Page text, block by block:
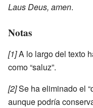
Laus Deus, amen.
Notas
[1]A lo largo del texto
como “saluz”.
[2]Se ha eliminado el
aunque podría